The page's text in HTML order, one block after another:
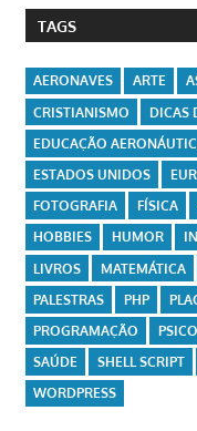
TAGS
AERONAVES ARTE
CRISTIANISMO
DICAS
EDUCAÇÃO
ESTADOS UNIDOS
FOTOGRAFIA
FÍSICA
HOBBIES
HUMOR
LIVROS
MATEMÁTICA
PALESTRAS
PHP
PROGRAMAÇÃO
SAÚDE
SHELL SCRIPT
WORDPRESS